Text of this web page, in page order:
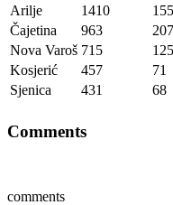
Arilje
1410 155
Čajetina
963 207
Nova Varoš 715 125
Kosjerić
457 71
Sjenica
431 68
Comments
comments